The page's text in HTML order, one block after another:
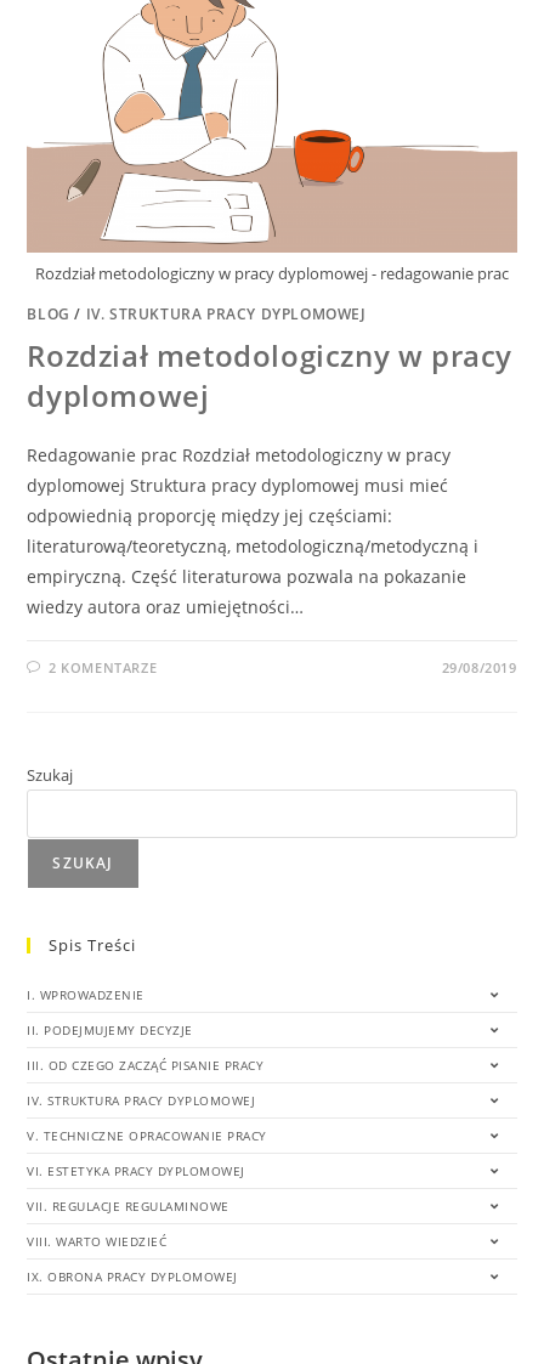
Rozdział metodologiczny w pracy dyplomowej - redagowanie prac
BLOG / IV. STRUKTURA PRACY DYPLOMOWEJ
Rozdział metodologiczny w pracy
dyplomowej
Redagowanie prac Rozdział metodologiczny w pracy
dyplomowej Struktura pracy dyplomowej musi mieć
odpowiednią proporcję między jej częściami:
literaturową/teoretyczną, metodologiczną/metodyczną i
empiryczną. Część literaturowa pozwala na pokazanie
wiedzy autora oraz umiejętności…
2 KOMENTARZE 29/08/2019
Szukaj
SZUKAJ
Spis Treści
I. WPROWADZENIE
II. PODEJMUJEMY DECYZJE
III. OD CZEGO ZACZĄĆ PISANIE PRACY
IV. STRUKTURA PRACY DYPLOMOWEJ
V. TECHNICZNE OPRACOWANIE PRACY
VI. ESTETYKA PRACY DYPLOMOWEJ
VII. REGULACJE REGULAMINOWE
VIII. WARTO WIEDZIEĆ
IX. OBRONA PRACY DYPLOMOWEJ